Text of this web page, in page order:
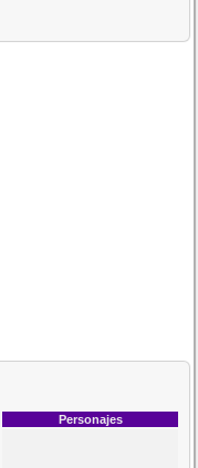
Personajes